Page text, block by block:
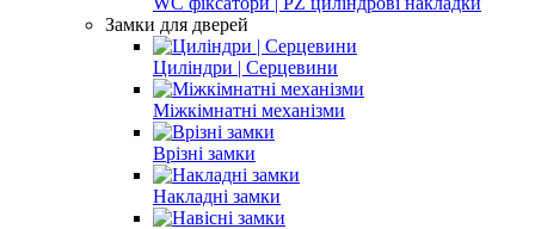
Замки для дверей
Циліндри | Серцевини
Міжкімнатні механізми
Врізні замки
Накладні замки